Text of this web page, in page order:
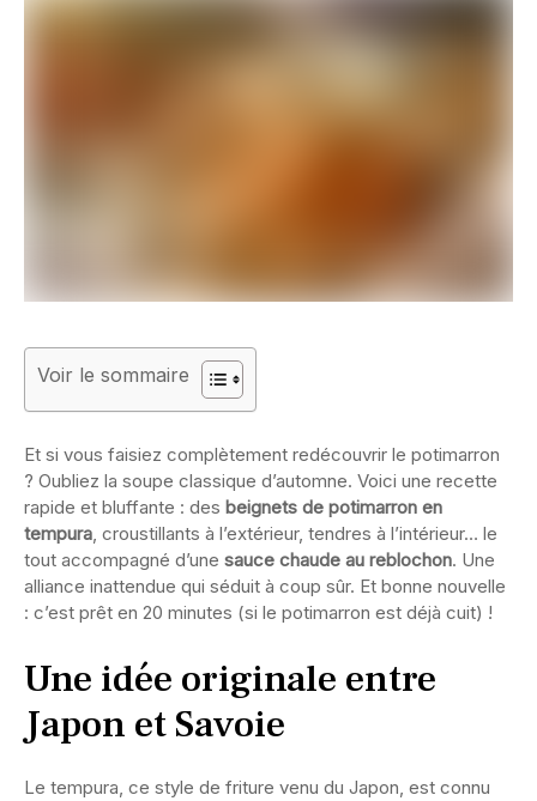
Voir le sommaire
Et si vous faisiez complètement redécouvrir le potimarron
? Oubliez la soupe classique d’automne. Voici une recette
rapide et bluffante : des beignets de potimarron en
tempura, croustillants à l’extérieur, tendres à l’intérieur… le
tout accompagné d’une sauce chaude au reblochon. Une
alliance inattendue qui séduit à coup sûr. Et bonne nouvelle
: c’est prêt en 20 minutes (si le potimarron est déjà cuit) !
Une idée originale entre
Japon et Savoie
Le tempura, ce style de friture venu du Japon, est connu